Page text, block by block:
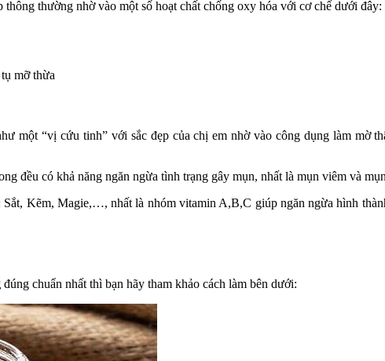
thường nhờ vào một số hoạt chất chống oxy hóa với cơ chế dưới đây:
mỡ thừa
một “vị cứu tinh” với sắc đẹp của chị em nhờ vào công dụng làm mờ
đều có khả năng ngăn ngừa tình trạng gây mụn, nhất là mụn viêm và
Kẽm, Magie,…, nhất là nhóm vitamin A,B,C giúp ngăn ngừa hình
đúng chuẩn nhất thì bạn hãy tham khảo cách làm bên dưới: